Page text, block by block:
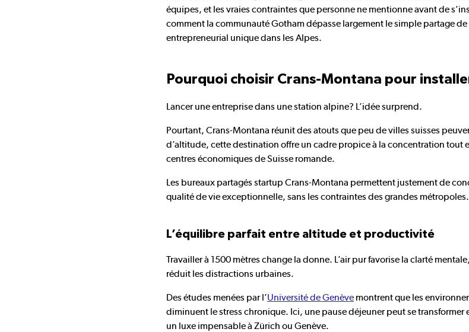
équipes, et les vraies contraintes que personne ne mentionne avant de
comment la communauté Gotham dépasse largement le simple partage
entrepreneurial unique dans les Alpes.
Pourquoi choisir Crans-Montana pour
Lancer une entreprise dans une station alpine? L’idée surprend.
Pourtant, Crans-Montana réunit des atouts que peu de villes suisses
d’altitude, cette destination offre un cadre propice à la concentration tout
centres économiques de Suisse romande.
Les bureaux partagés startup Crans-Montana permettent justement de
qualité de vie exceptionnelle, sans les contraintes des grandes métropoles.
L’équilibre parfait entre altitude et productivité
Travailler à 1500 mètres change la donne. L’air pur favorise la clarté
réduit les distractions urbaines.
Des études menées par l’Université de Genève montrent que les
diminuent le stress chronique. Ici, une pause déjeuner peut se transformer
un luxe impensable à Zürich ou Genève.